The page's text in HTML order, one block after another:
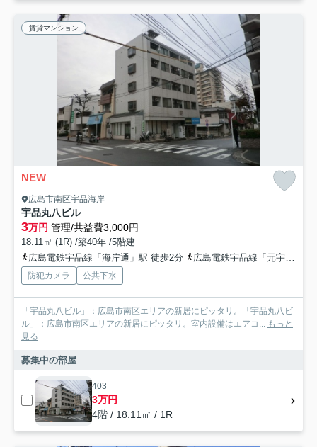
賃貸マンション
NEW
広島市南区宇品海岸
宇品丸八ビル
3万円 管理/共益費3,000円
18.11㎡ (1R) /築40年 /5階建
広島電鉄宇品線「海岸通」駅 徒歩2分
広島電鉄宇品線「元宇品口」駅 徒歩6分
防犯カメラ 公共下水
「宇品丸八ビル」：広島市南区エリアの新居にピッタリ。「宇品丸八ビ
ル」：広島市南区エリアの新居にピッタリ。室内設備はエアコ... もっと
見る
募集中の部屋
403
3万円
4階 / 18.11㎡ / 1R